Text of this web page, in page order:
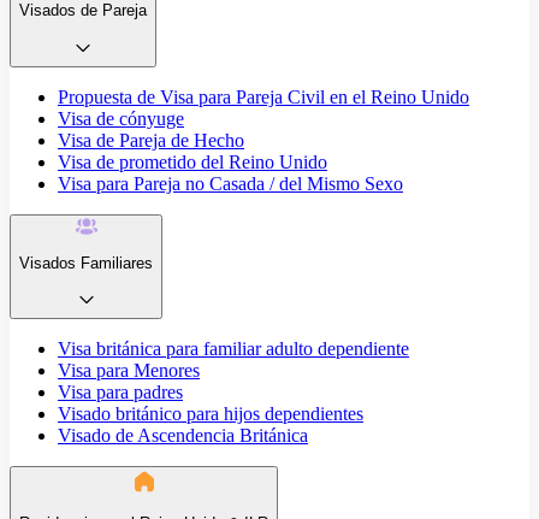
Visados de Pareja
Propuesta de Visa para Pareja Civil en el Reino Unido
Visa de cónyuge
Visa de Pareja de Hecho
Visa de prometido del Reino Unido
Visa para Pareja no Casada / del Mismo Sexo
Visados Familiares
Visa británica para familiar adulto dependiente
Visa para Menores
Visa para padres
Visado británico para hijos dependientes
Visado de Ascendencia Británica